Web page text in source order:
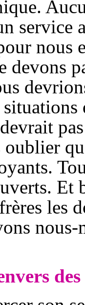
service
nous
devons
Et
les
nous-